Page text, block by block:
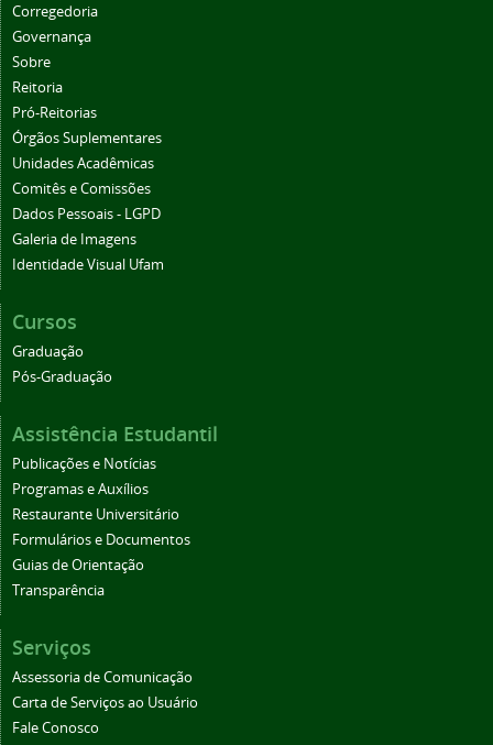
Corregedoria
Governança
Sobre
Reitoria
Pró-Reitorias
Órgãos Suplementares
Unidades Acadêmicas
Comitês e Comissões
Dados Pessoais - LGPD
Galeria de Imagens
Identidade Visual Ufam
Cursos
Graduação
Pós-Graduação
Assistência Estudantil
Publicações e Notícias
Programas e Auxílios
Restaurante Universitário
Formulários e Documentos
Guias de Orientação
Transparência
Serviços
Assessoria de Comunicação
Carta de Serviços ao Usuário
Fale Conosco